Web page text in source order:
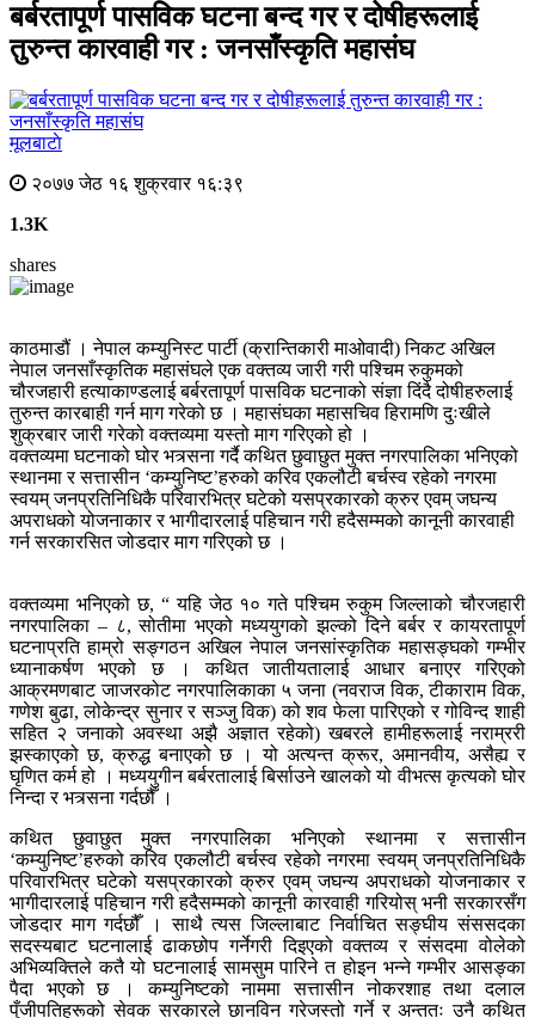
बर्बरतापूर्ण पासविक घटना बन्द गर र दोषीहरूलाई
तुरुन्त कारवाही गर : जनसाँस्कृति महासंघ
मूलबाटाे
२०७७ जेठ १६ शुक्रवार १६:३९
1.3K
shares
काठमाडौं । नेपाल कम्युनिस्ट पार्टी (क्रान्तिकारी माओवादी) निकट अखिल
नेपाल जनसाँस्कृतिक महासंघले एक वक्तव्य जारी गरी पश्चिम रुकुमको
चौरजहारी हत्याकाण्डलाई बर्बरतापूर्ण पासविक घटनाको संज्ञा दिंदै दोषीहरुलाई
तुरुन्त कारबाही गर्न माग गरेको छ । महासंघका महासचिव हिरामणि दुःखीले
शुक्रबार जारी गरेको वक्तव्यमा यस्तो माग गरिएको हो ।
वक्तव्यमा घटनाको घोर भत्र्सना गर्दै कथित छुवाछुत मुक्त नगरपालिका भनिएको
स्थानमा र सत्तासीन ‘कम्युनिष्ट’हरुको करिव एकलौटी बर्चस्व रहेको नगरमा
स्वयम् जनप्रतिनिधिकै परिवारभित्र घटेको यसप्रकारको क्रुर एवम् जघन्य
अपराधको योजनाकार र भागीदारलाई पहिचान गरी हदैसम्मको कानूनी कारवाही
गर्न सरकारसित जोडदार माग गरिएको छ ।
वक्तव्यमा भनिएको छ, “ यहि जेठ १० गते पश्चिम रुकुम जिल्लाको चौरजहारी
नगरपालिका – ८, सोतीमा भएको मध्ययुगको झल्को दिने बर्बर र कायरतापूर्ण
घटनाप्रति हाम्रो सङ्गठन अखिल नेपाल जनसांस्कृतिक महासङ्घको गम्भीर
ध्यानाकर्षण भएको छ । कथित जातीयतालाई आधार बनाएर गरिएको
आक्रमणबाट जाजरकोट नगरपालिकाका ५ जना (नवराज विक, टीकाराम विक,
गणेश बुढा, लोकेन्द्र सुनार र सञ्जु विक) को शव फेला पारिएको र गोविन्द शाही
सहित २ जनाको अवस्था अझै अज्ञात रहेको) खबरले हामीहरूलाई नराम्ररी
झस्काएको छ, क्रुद्ध बनाएको छ । यो अत्यन्त क्रूर, अमानवीय, असैह्य र
घृणित कर्म हो । मध्ययुगीन बर्बरतालाई बिर्साउने खालको यो वीभत्स कृत्यको घोर
निन्दा र भत्र्सना गर्दछौँ ।
कथित छुवाछुत मुक्त नगरपालिका भनिएको स्थानमा र सत्तासीन
‘कम्युनिष्ट’हरुको करिव एकलौटी बर्चस्व रहेको नगरमा स्वयम् जनप्रतिनिधिकै
परिवारभित्र घटेको यसप्रकारको क्रुर एवम् जघन्य अपराधको योजनाकार र
भागीदारलाई पहिचान गरी हदैसम्मको कानूनी कारवाही गरियोस् भनी सरकारसँग
जोडदार माग गर्दछौँ । साथै त्यस जिल्लाबाट निर्वाचित सङ्घीय संससदका
सदस्यबाट घटनालाई ढाकछोप गर्नेगरी दिइएको वक्तव्य र संसदमा वोलेको
अभिव्यक्तिले कतै यो घटनालाई सामसुम पारिने त होइन भन्ने गम्भीर आसङ्का
पैदा भएको छ । कम्युनिष्टको नाममा सत्तासीन नोकरशाह तथा दलाल
पुँजीपतिहरूको सेवक सरकारले छानविन गरेजस्तो गर्ने र अन्ततः उनै कथित